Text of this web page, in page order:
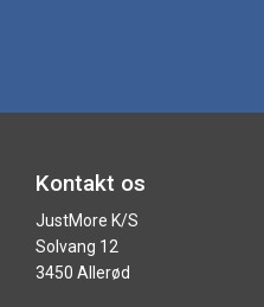
Kontakt os
JustMore K/S
Solvang 12
3450 Allerød